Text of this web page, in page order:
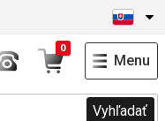
Vyhľadať
0
Menu